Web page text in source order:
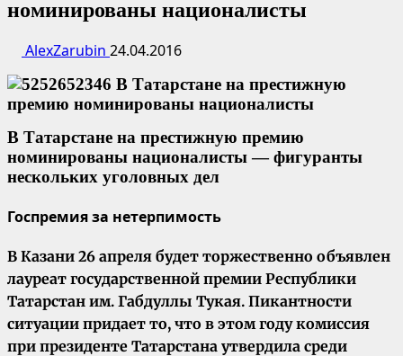
номинированы националисты
AlexZarubin 24.04.2016
В Татарстане на престижную премию
номинированы националисты — фигуранты
нескольких уголовных дел
Госпремия за нетерпимость
В Казани 26 апреля будет торжественно объявлен
лауреат государственной премии Республики
Татарстан им. Габдуллы Тукая. Пикантности
ситуации придает то, что в этом году комиссия
при президенте Татарстана утвердила среди